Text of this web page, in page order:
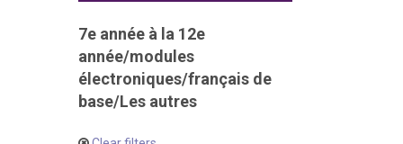
7e année à la 12e
année/modules
électroniques/français de
base/Les autres